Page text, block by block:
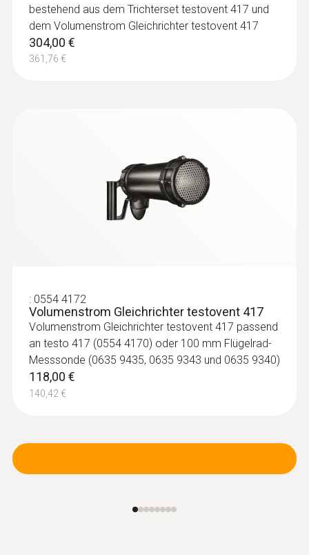
Feuchte-Temperatur-Sonde (digital) -
kabelgebunden
Intuitiv: Klar strukturiertes Messmenü für
213,01 €
bestehend aus dem Trichterset testovent 417 und
dem Volumenstrom Gleichrichter testovent 417
304,00 €
361,76 €
: 0554 4172
Volumenstrom Gleichrichter testovent 417
Volumenstrom Gleichrichter testovent 417 passend
an testo 417 (0554 4170) oder 100 mm Flügelrad-
Messsonde (0635 9435, 0635 9343 und 0635 9340)
118,00 €
140,42 €